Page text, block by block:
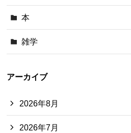
本
雑学
アーカイブ
2026年8月
2026年7月